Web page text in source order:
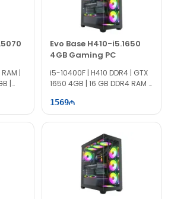
|
|
Evo Base H410-i5.1650
4GB Gaming PC
i5-10400F | H410 DDR4 | GTX
1650 4GB | 16 GB DDR4 RAM |
1569